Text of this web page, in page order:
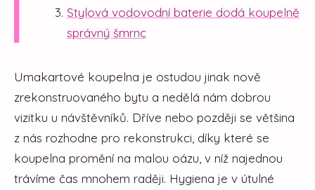
Stylová vodovodní baterie dodá koupelně
správný šmrnc
Umakartové koupelna je ostudou jinak nově
zrekonstruovaného bytu a nedělá nám dobrou
vizitku u návštěvníků. Dříve nebo později se většina
z nás rozhodne pro rekonstrukci, díky které se
koupelna promění na malou oázu, v níž najednou
trávíme čas mnohem raději. Hygiena je v útulné